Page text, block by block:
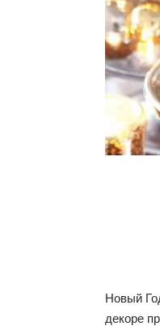
Новый
декоре